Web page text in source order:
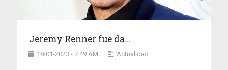
Jeremy Renner fue da...
18-01-2023 - 7:49 AM Actualidad